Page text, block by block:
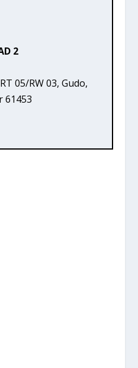
2
05/RW 03, Gudo,
61453